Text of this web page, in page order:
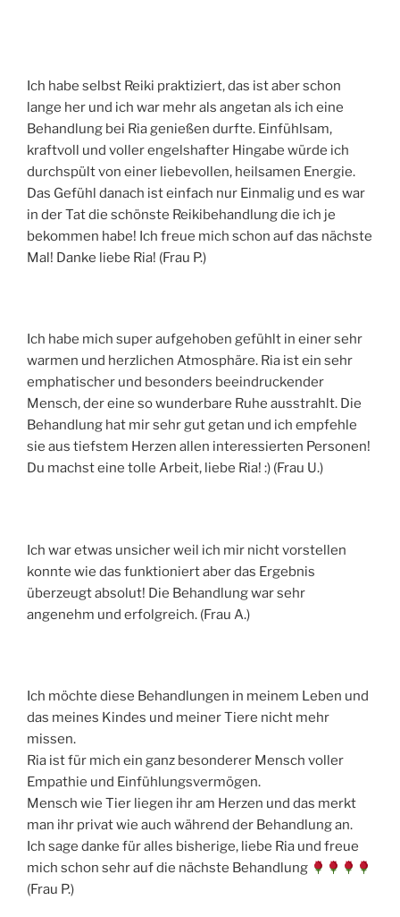
Ich habe selbst Reiki praktiziert, das ist aber schon
lange her und ich war mehr als angetan als ich eine
Behandlung bei Ria genießen durfte. Einfühlsam,
kraftvoll und voller engelshafter Hingabe würde ich
durchspült von einer liebevollen, heilsamen Energie.
Das Gefühl danach ist einfach nur Einmalig und es war
in der Tat die schönste Reikibehandlung die ich je
bekommen habe! Ich freue mich schon auf das nächste
Mal! Danke liebe Ria! (Frau P.)
Ich habe mich super aufgehoben gefühlt in einer sehr
warmen und herzlichen Atmosphäre. Ria ist ein sehr
emphatischer und besonders beeindruckender
Mensch, der eine so wunderbare Ruhe ausstrahlt. Die
Behandlung hat mir sehr gut getan und ich empfehle
sie aus tiefstem Herzen allen interessierten Personen!
Du machst eine tolle Arbeit, liebe Ria! :) (Frau U.)
Ich war etwas unsicher weil ich mir nicht vorstellen
konnte wie das funktioniert aber das Ergebnis
überzeugt absolut! Die Behandlung war sehr
angenehm und erfolgreich. (Frau A.)
Ich möchte diese Behandlungen in meinem Leben und
das meines Kindes und meiner Tiere nicht mehr
missen.
Ria ist für mich ein ganz besonderer Mensch voller
Empathie und Einfühlungsvermögen.
Mensch wie Tier liegen ihr am Herzen und das merkt
man ihr privat wie auch während der Behandlung an.
Ich sage danke für alles bisherige, liebe Ria und freue
mich schon sehr auf die nächste Behandlung
(Frau P.)